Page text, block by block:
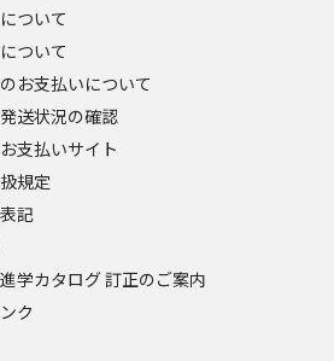
ついて
ついて
お支払いについて
送状況の確認
支払いサイト
規定
記
学カタログ 訂正のご案内
ク